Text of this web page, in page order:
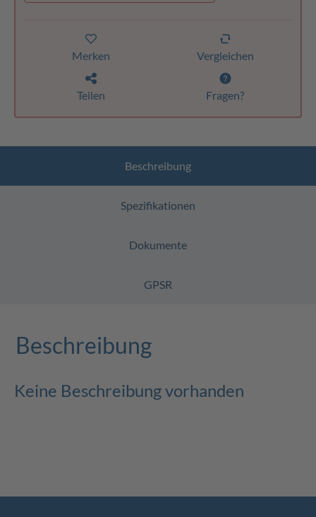
Merken Vergleichen
Teilen Fragen?
Beschreibung
Spezifikationen
Dokumente
GPSR
Beschreibung
Keine Beschreibung vorhanden